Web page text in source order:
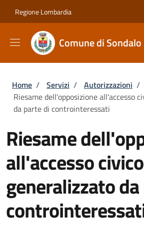
Regione Lombardia
Comune di Sondalo
Briciole di pane
Home / Servizi / Autorizzazioni /
Riesame dell'opposizione all'accesso
da parte di controinteressati
Riesame
all'accesso civico
generalizzato